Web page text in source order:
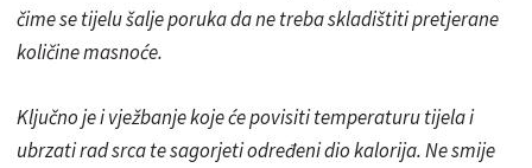
čime se tijelu šalje poruka da ne treba skladištiti pretjerane
količine masnoće.
Ključno je i vježbanje koje će povisiti temperaturu tijela i
ubrzati rad srca te sagorjeti određeni dio kalorija. Ne smije